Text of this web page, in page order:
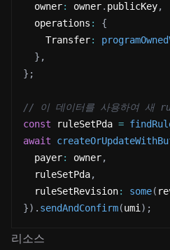
  owner
: owner. publicKey,
  operations
:
{
    Transfer
:
} ,
} ;
// 이 데이터를 사용하여 새
const ruleSetPda =
await
  payer
: owner,
  ruleSetPda
,
  ruleSetRevision
: some(
}) . sendAndConfirm(umi ) ;
리소스